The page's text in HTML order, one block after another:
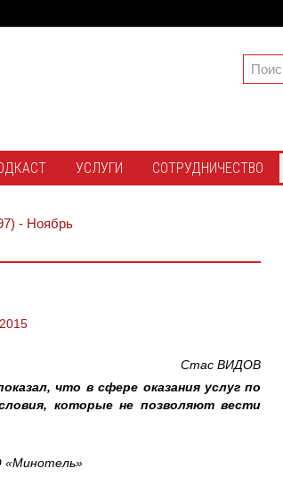
УСЛУГИ СОТРУДНИЧЕСТВО
- Ноябрь
Стас ВИДОВ
что в сфере оказания услуг по
которые не позволяют вести
«Минотель»